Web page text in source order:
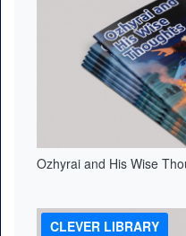
Ozhyrai and His Wise
CLEVER LIBRARY